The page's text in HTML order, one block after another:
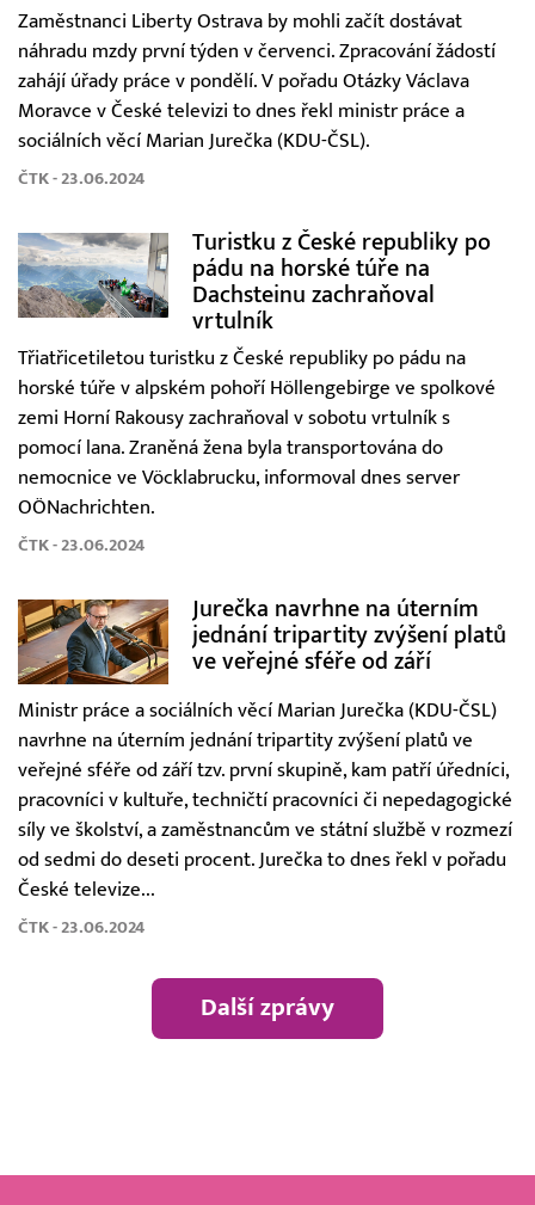
Zaměstnanci Liberty Ostrava by mohli začít dostávat
náhradu mzdy první týden v červenci. Zpracování žádostí
zahájí úřady práce v pondělí. V pořadu Otázky Václava
Moravce v České televizi to dnes řekl ministr práce a
sociálních věcí Marian Jurečka (KDU-ČSL).
ČTK - 23.06.2024
Turistku z České republiky po
pádu na horské túře na
Dachsteinu zachraňoval
vrtulník
Třiatřicetiletou turistku z České republiky po pádu na
horské túře v alpském pohoří Höllengebirge ve spolkové
zemi Horní Rakousy zachraňoval v sobotu vrtulník s
pomocí lana. Zraněná žena byla transportována do
nemocnice ve Vöcklabrucku, informoval dnes server
OÖNachrichten.
ČTK - 23.06.2024
Jurečka navrhne na úterním
jednání tripartity zvýšení platů
ve veřejné sféře od září
Ministr práce a sociálních věcí Marian Jurečka (KDU-ČSL)
navrhne na úterním jednání tripartity zvýšení platů ve
veřejné sféře od září tzv. první skupině, kam patří úředníci,
pracovníci v kultuře, techničtí pracovníci či nepedagogické
síly ve školství, a zaměstnancům ve státní službě v rozmezí
od sedmi do deseti procent. Jurečka to dnes řekl v pořadu
České televize...
ČTK - 23.06.2024
Další zprávy